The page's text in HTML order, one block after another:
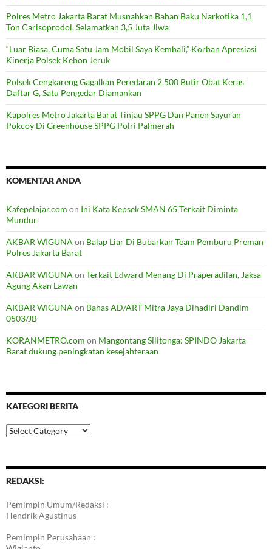
Polres Metro Jakarta Barat Musnahkan Bahan Baku Narkotika 1,1
Ton Carisoprodol, Selamatkan 3,5 Juta Jiwa
“Luar Biasa, Cuma Satu Jam Mobil Saya Kembali,” Korban Apresiasi
Kinerja Polsek Kebon Jeruk
Polsek Cengkareng Gagalkan Peredaran 2.500 Butir Obat Keras
Daftar G, Satu Pengedar Diamankan
Kapolres Metro Jakarta Barat Tinjau SPPG Dan Panen Sayuran
Pokcoy Di Greenhouse SPPG Polri Palmerah
KOMENTAR ANDA
Kafepelajar.com on Ini Kata Kepsek SMAN 65 Terkait Diminta
Mundur
AKBAR WIGUNA on Balap Liar Di Bubarkan Team Pemburu Preman
Polres Jakarta Barat
AKBAR WIGUNA on Terkait Edward Menang Di Praperadilan, Jaksa
Agung Akan Lawan
AKBAR WIGUNA on Bahas AD/ART Mitra Jaya Dihadiri Dandim
0503/JB
KORANMETRO.com on Mangontang Silitonga: SPINDO Jakarta
Barat dukung peningkatan kesejahteraan
KATEGORI BERITA
Kategori
Berita
REDAKSI:
Pemimpin Umum/Redaksi :
Hendrik Agustinus
Pemimpin Perusahaan :